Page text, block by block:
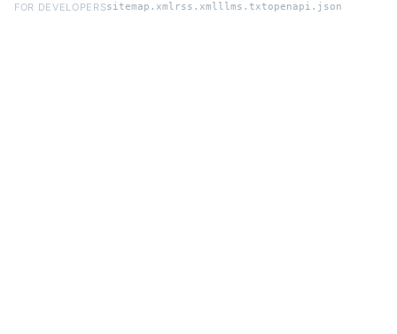
FOR DEVELOPERSsitemap.xml rss.xmlllms.txtopenapi.json